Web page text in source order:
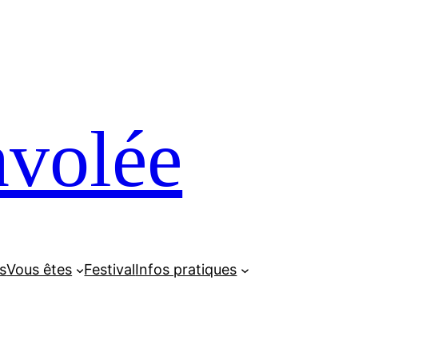
Vous êtes FestivalInfos pratiques